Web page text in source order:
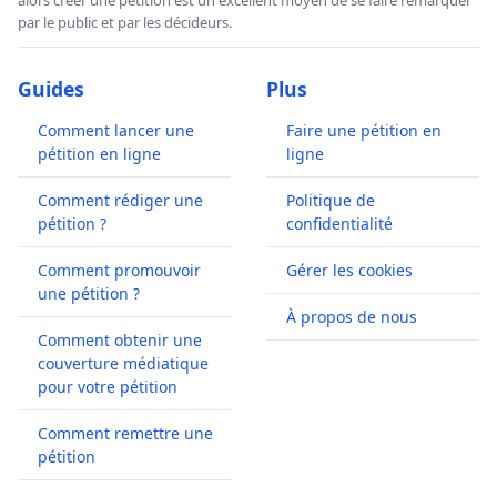
- Crimes de guerres (Syrie, Lybie, Mali, etc...)
par les forces militaires, bombardements, Mise à
disposition de son territoire afin qu'il soit utilisé par 1
autre état pour perpétrer un acte d'agression contre un
tiers... OTAN-USA)
- Tortures - Disparitions forcées - Crimes contre la paix -
Crimes de guerre
- Utilisation frauduleuse de l'armée française et services
de police a des fins lobbyistes et/ou personnelles, aux
frais des contribuables
- Crime d'intelligence avec une puissance étrangère,
que l'article 411-5 du Code Pénal :
intelligences avec une puissance étrangère, avec une
entreprise ou organisation étrangère ou sous contrôle
par le public et par les décideurs.
Guides
Comment lancer une
pétition en ligne
Comment rédiger une
pétition ?
Comment promouvoir
une pétition ?
Comment obtenir une
couverture médiatique
pour votre pétition
Comment remettre une
pétition
Plus
Faire une pétition en
ligne
Politique de
confidentialité
Gérer les cookies
À propos de nous